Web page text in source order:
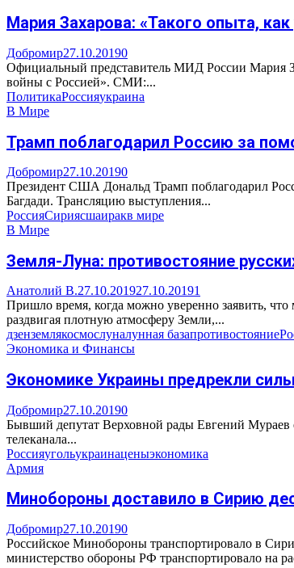
Мария Захарова: «Такого опыта,
Добромир27.10.20190
Официальный представитель МИД России Мария
войны с Россией». СМИ:...
ПолитикаРоссияукраина
В Мире
Трамп поблагодарил Россию за
Добромир27.10.20190
Президент США Дональд Трамп поблагодарил
Багдади. Трансляцию выступления...
РоссияСириясшаиракв мире
В Мире
Земля-Луна: противостояние
Анатолий В.27.10.201927.10.20191
Пришло время, когда можно уверенно заявить,
раздвигая плотную атмосферу Земли,...
дзенземлякосмослуналунная базапротивостояние
Экономика и Финансы
Экономике Украины предрекли
Добромир27.10.20190
Бывший депутат Верховной рады Евгений Мураев
телеканала...
Россияугольукраинаценыэкономика
Армия
Минобороны доставило в Сирию
Добромир27.10.20190
Российское Минобороны транспортировало в
министерство обороны РФ транспортировало на